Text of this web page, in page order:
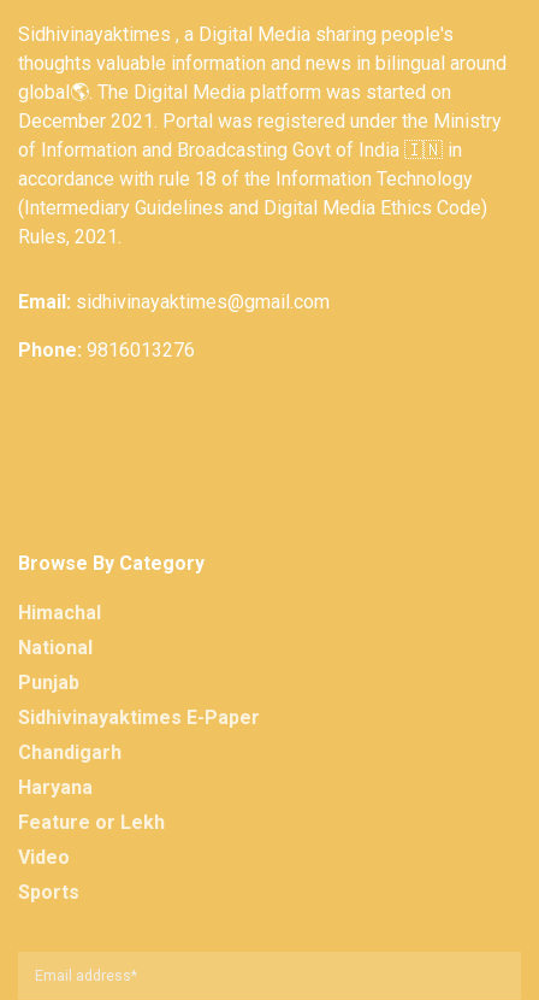
Sidhivinayaktimes , a Digital Media sharing people's
thoughts valuable information and news in bilingual around
global🌎. The Digital Media platform was started on
December 2021. Portal was registered under the Ministry
of Information and Broadcasting Govt of India 🇮🇳 in
accordance with rule 18 of the Information Technology
(Intermediary Guidelines and Digital Media Ethics Code)
Rules, 2021.
Email: sidhivinayaktimes@gmail.com
Phone: 9816013276
Browse By Category
Himachal
National
Punjab
Sidhivinayaktimes E-Paper
Chandigarh
Haryana
Feature or Lekh
Video
Sports